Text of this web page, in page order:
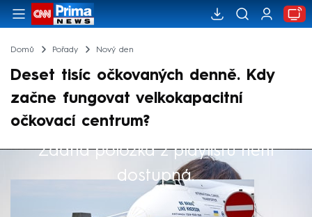
Domů Pořady Nový den
Deset tisíc očkovaných denně. Kdy
začne fungovat velkokapacitní
očkovací centrum?
Žádná položka z playlistu není
dostupná.
Výběr redakce